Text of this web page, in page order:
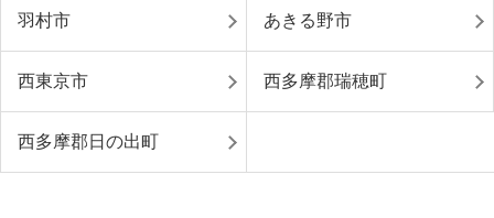
羽村市 あきる野市
西東京市 西多摩郡瑞穂町
西多摩郡日の出町